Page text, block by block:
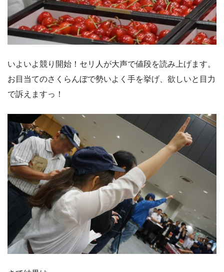
いよいよ競り開始！セリ人が大声で値段を読み上げます。
お目当てのさくらんぼで勢いよく手を挙げ、欲しいと目力
で訴えますっ！